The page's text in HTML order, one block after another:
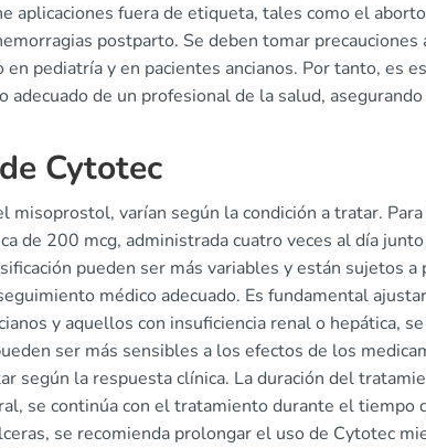
aplicaciones fuera de etiqueta, tales como el
postparto. Se deben tomar precauciones
pediatría y en pacientes ancianos. Por tanto, es
de un profesional de la salud,
Cytotec
misoprostol, varían según la condición a tratar.
de 200 mcg, administrada cuatro veces al día
pueden ser más variables y están sujetos a
médico adecuado. Es fundamental
y aquellos con insuficiencia renal o hepática,
ser más sensibles a los efectos de los
según la respuesta clínica. La duración del
se continúa con el tratamiento durante el tiempo
se recomienda prolongar el uso de Cytotec